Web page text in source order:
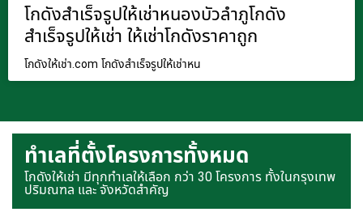
โกดังสำเร็จรูปให้เช่าหนองบัวลำภูโกดัง
สำเร็จรูปให้เช่า ให้เช่าโกดังราคาถูก
โกดังให้เช่า.com โกดังสำเร็จรูปให้เช่าหน
ทำเลที่ตั้งโครงการทั้งหมด
โกดังให้เช่า มีทุกทำเลให้เลือก กว่า 30 โครงการ ทั้งในกรุงเทพ
ปริมณฑล และ จังหวัดสำคัญ